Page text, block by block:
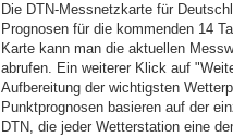
Die DTN-Messnetzkarte für
Prognosen für die kommenden 14
Karte kann man die aktuellen
abrufen. Ein weiterer Klick auf
Aufbereitung der wichtigsten
Punktprognosen basieren auf der
DTN, die jeder Wetterstation eine